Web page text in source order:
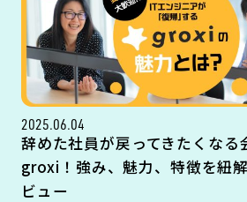
2025.06.04
辞めた社員が戻ってきたくなる
groxi！強み、魅力、特徴を紐
ビュー